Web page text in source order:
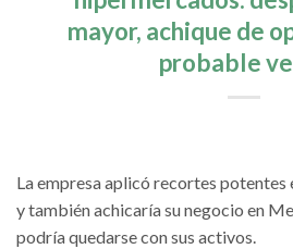
mayor, achique de
probable
La empresa aplicó recortes potentes
y también achicaría su negocio en
podría quedarse con sus activos.